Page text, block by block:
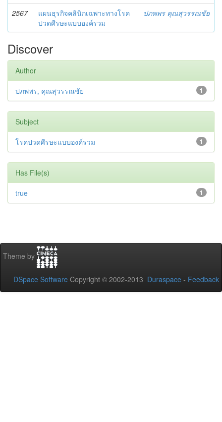
2567
แผนธุรกิจคลินิกเฉพาะทางโรค
ปวดศีรษะแบบองค์รวม
ปภพพร คุณสุวรรณชัย
Discover
Author
1
ปภพพร, คุณสุวรรณชัย
Subject
1
โรคปวดศีรษะแบบองค์รวม
Has File(s)
1
true
Theme by
DSpace Software Copyright © 2002-2013 Duraspace - Feedback